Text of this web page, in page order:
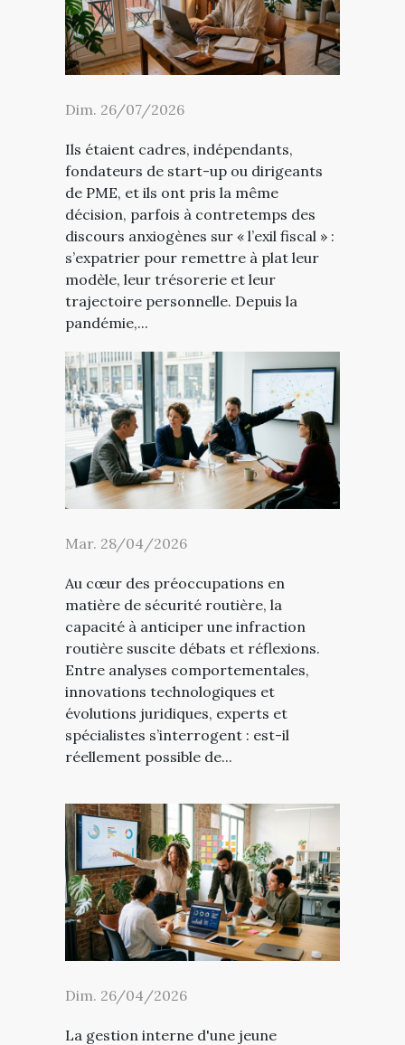
Dim. 26/07/2026
Ils étaient cadres, indépendants,
fondateurs de start-up ou dirigeants
de PME, et ils ont pris la même
décision, parfois à contretemps des
discours anxiogènes sur « l’exil fiscal » :
s’expatrier pour remettre à plat leur
modèle, leur trésorerie et leur
trajectoire personnelle. Depuis la
pandémie,...
Mar. 28/04/2026
Au cœur des préoccupations en
matière de sécurité routière, la
capacité à anticiper une infraction
routière suscite débats et réflexions.
Entre analyses comportementales,
innovations technologiques et
évolutions juridiques, experts et
spécialistes s’interrogent : est-il
réellement possible de...
Dim. 26/04/2026
La gestion interne d'une jeune